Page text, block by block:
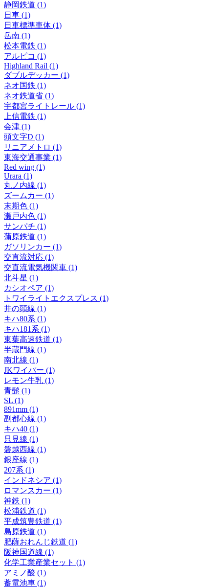
静岡鉄道 (1)
日車 (1)
日車標準車体 (1)
岳南 (1)
松本電鉄 (1)
アルピコ (1)
Highland Rail (1)
ダブルデッカー (1)
ネオ国鉄 (1)
ネオ鉄道省 (1)
宇都宮ライトレール (1)
上信電鉄 (1)
会津 (1)
頭文字D (1)
リニアメトロ (1)
東海交通事業 (1)
Red wing (1)
Urara (1)
丸ノ内線 (1)
ズームカー (1)
末期色 (1)
瀬戸内色 (1)
サンパチ (1)
蒲原鉄道 (1)
ガソリンカー (1)
交直流対応 (1)
交直流電気機関車 (1)
北斗星 (1)
カシオペア (1)
トワイライトエクスプレス (1)
井の頭線 (1)
キハ80系 (1)
キハ181系 (1)
東葉高速鉄道 (1)
半蔵門線 (1)
南北線 (1)
JKワイパー (1)
レモン牛乳 (1)
青髭 (1)
SL (1)
891mm (1)
副都心線 (1)
キハ40 (1)
只見線 (1)
磐越西線 (1)
銀座線 (1)
207系 (1)
インドネシア (1)
ロマンスカー (1)
神鉄 (1)
松浦鉄道 (1)
平成筑豊鉄道 (1)
島原鉄道 (1)
肥薩おれんじ鉄道 (1)
阪神国道線 (1)
化学工業産業セット (1)
アミノ酸 (1)
蓄電池車 (1)